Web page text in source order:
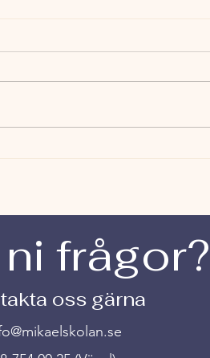
frågor?
oss gärna